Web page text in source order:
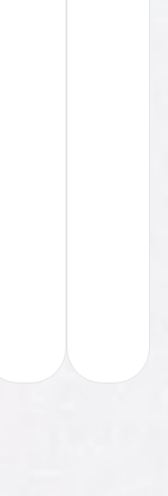
ภัย แม่นยำหากคุณมี
ลับ หรือนอนแล้วไม่
น (Home Sleep
ยที่สุด!ไม่ต้องเดินทาง
งจังหวัดใช้งานง่าย
อนนอนผลแม่นยำ
การนอนหลังรู้ผลไว
ษาที่ VitalSleep Clinic
าพการนอนหลับที่บ้าน
งกับสภาวะการนอน
ทีมแพทย์และเจ้าหน้าที่
ดูแลในทุกขั้นตอนอ่าน
หลับ Sleep Test หรือ
ทั้งหมด 4 ระดับ ซึ่ง